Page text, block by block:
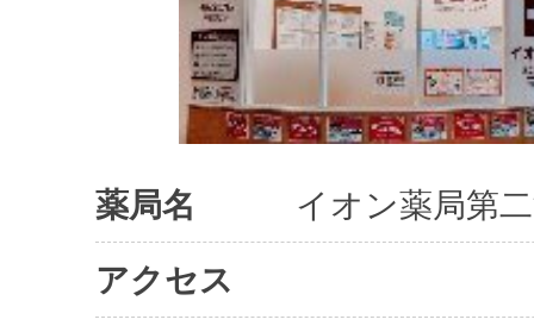
薬局名
イオン薬局第
アクセス